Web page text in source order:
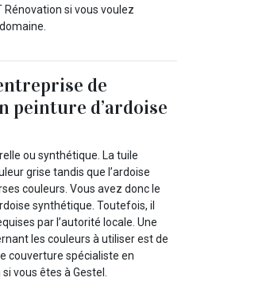
Rénovation si vous voulez
de
peinture d’ardoise
ou synthétique. La tuile
grise tandis que l’ardoise
couleurs. Vous avez donc le
synthétique. Toutefois, il
par l’autorité locale. Une
les couleurs à utiliser est de
couverture spécialiste en
vous êtes à Gestel.